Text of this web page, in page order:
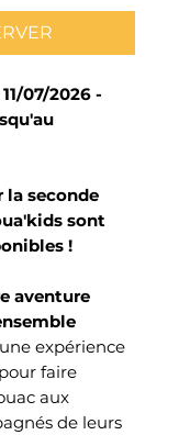
07/2026 -
la seconde
sont
!
aventure
expérience
faire
aux
de leurs